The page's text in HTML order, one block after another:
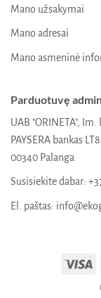
Mano užsakymai
Mano adresai
Mano asmeninė
Parduotuvę
UAB "ORINETA",
PAYSERA bankas
00340 Palanga
Susisiekite dabar:
El. paštas: